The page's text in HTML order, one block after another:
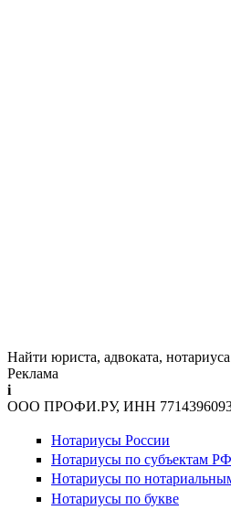
Найти юриста, адвоката, нотариуса
Реклама
i
ООО ПРОФИ.РУ, ИНН 7714396093,
Нотариусы России
Нотариусы по субъектам РФ
Нотариусы по
Нотариусы по букве